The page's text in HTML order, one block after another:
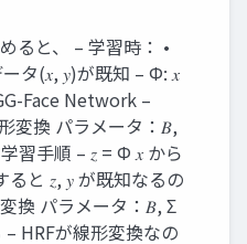
ると、 – 学習時： •
タ(𝑥, 𝑦)が既知 – Φ: 𝑥
Face Network –
変換 パラメータ：𝐵,
習手順 – 𝑧 = Φ 𝑥 から
ると 𝑧, 𝑦 が既知なるの
換 パラメータ：𝐵, Σ
HRFが線形変換なの